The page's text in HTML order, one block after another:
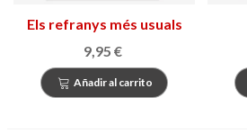
Els refranys més usuals
de la llengua catalana
9,95 €
Añadir al carrito